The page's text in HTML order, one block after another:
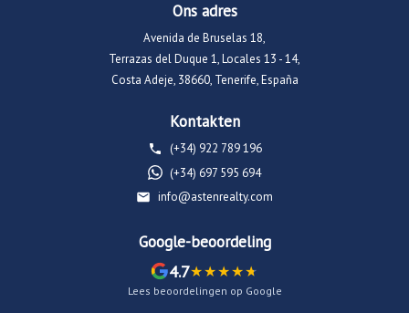
Ons adres
Avenida de Bruselas 18,
Terrazas del Duque 1, Locales 13 - 14,
Costa Adeje, 38660, Tenerife, España
Kontakten
(+34) 922 789 196
(+34) 697 595 694
info@astenrealty.com
Google-beoordeling
4.7
Lees beoordelingen op Google